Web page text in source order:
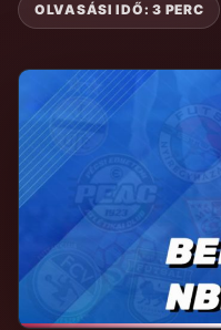
OLVASÁSI IDŐ: 3 PERC